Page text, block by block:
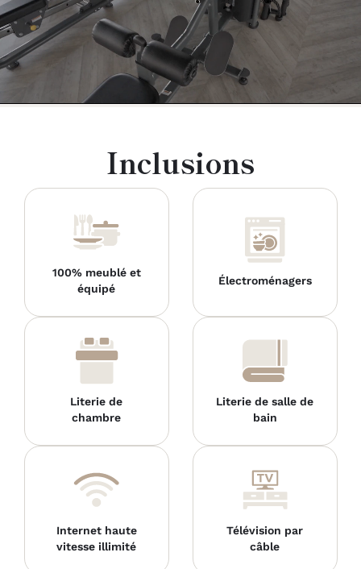
Inclusions
100% meublé et
équipé
Électroménagers
Literie de
chambre
Literie de salle de
bain
Internet haute
vitesse illimité
Télévision par
câble